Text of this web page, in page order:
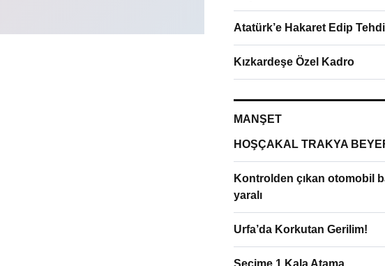
Atatürk’e Hakaret Edip
Kızkardeşe Özel Kadro
MANŞET
HOŞÇAKAL TRAKYA
Kontrolden çıkan otomobil
yaralı
Urfa’da Korkutan Gerilim!
Seçime 1 Kala Atama